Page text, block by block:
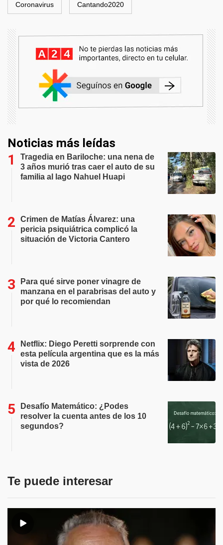
Coronavirus Cantando2020
Noticias más leídas
Tragedia en Bariloche: una nena de
3 años murió tras caer el auto de su
familia al lago Nahuel Huapi
Crimen de Matías Álvarez: una
pericia psiquiátrica complicó la
situación de Victoria Cantero
Para qué sirve poner vinagre de
manzana en el parabrisas del auto y
por qué lo recomiendan
Netflix: Diego Peretti sorprende con
esta película argentina que es la más
vista de 2026
Desafío Matemático: ¿Podes
resolver la cuenta antes de los 10
segundos?
Te puede interesar